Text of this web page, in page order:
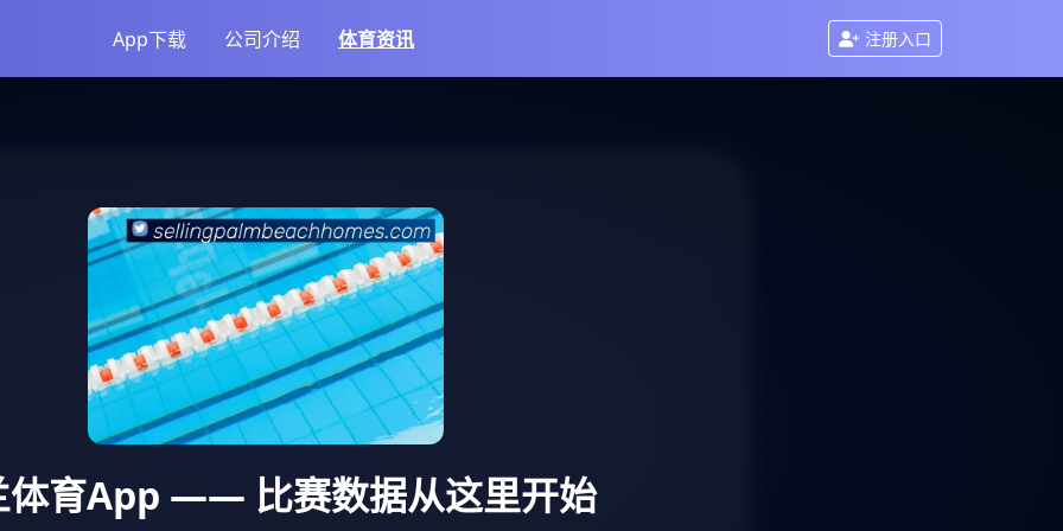
App下载 公司介绍 体育资讯 注册入口
体育App —— 比赛数据从这里开始